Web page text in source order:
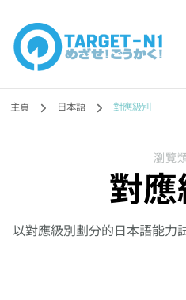
目標!!日
N1合格
勉強コンテンツも追加予定!!】
主頁 日本語 對應級別
瀏覽
對
以對應級別劃分的日本語能力